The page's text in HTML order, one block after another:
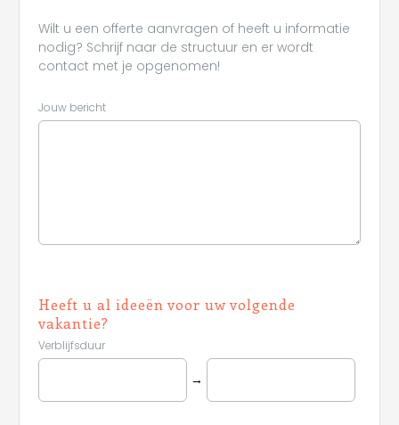
Wilt u een offerte aanvragen of heeft u informatie
nodig? Schrijf naar de structuur en er wordt
contact met je opgenomen!
Jouw bericht
Heeft u al ideeën voor uw volgende
vakantie?
Verblijfsduur
→